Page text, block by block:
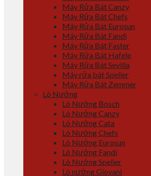
Máy Rửa Bát Canzy
Máy Rửa Bát Chefs
Máy Rửa Bát Eurosun
Máy Rửa Bát Fandi
Máy Rửa Bát Faster
Máy Rửa Bát Hafele
Máy Rửa Bát Sevilla
Máy rửa bát Spelier
Máy Rửa Bát Zemmer
Lò Nướng
Lò Nướng Bosch
Lò Nướng Canzy
Lò Nướng Cata
Lò Nướng Chefs
Lò Nướng Eurosun
Lò Nướng Fandi
Lò Nướng Spelier
Lò nướng Giovani